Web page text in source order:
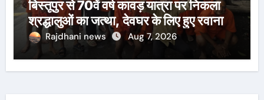
बिस्तूपुर से 70वें वर्ष कावड़ यात्रा पर निकला
श्रद्धालुओं का जत्था, देवघर के लिए हुए रवाना
Rajdhani news Aug 7, 2026